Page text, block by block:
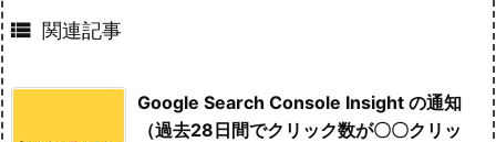
 関連記事
Google Search Console Insight の通知
（過去28日間でクリック数が〇〇クリッ